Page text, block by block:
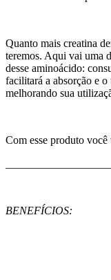
Quanto mais creatina
teremos. Aqui vai uma
desse aminoácido:
facilitará a absorção e
melhorando sua
Com esse produto
BENEFÍCIOS: